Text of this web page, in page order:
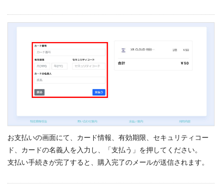
お支払いの画面にて、カード情報、有効期限、セキュリティコー
ド、カードの名義人を入力し、「支払う」を押してください。
支払い手続きが完了すると、購入完了のメールが送信されます。